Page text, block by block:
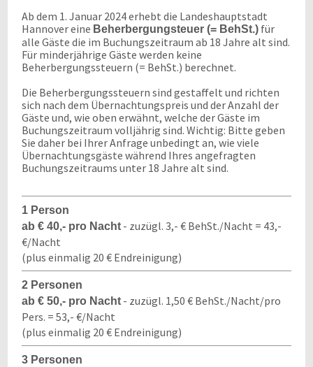
Ab dem 1. Januar 2024 erhebt die Landeshauptstadt
Hannover eine Beherbergungsteuer (= BehSt.) für
alle Gäste die im Buchungszeitraum ab 18 Jahre alt sind.
Für minderjährige Gäste werden keine
Beherbergungssteuern (= BehSt.) berechnet.
Die Beherbergungssteuern sind gestaffelt und richten
sich nach dem Übernachtungspreis und der Anzahl der
Gäste und, wie oben erwähnt, welche der Gäste im
Buchungszeitraum volljährig sind. Wichtig: Bitte geben
Sie daher bei Ihrer Anfrage unbedingt an, wie viele
Übernachtungsgäste während Ihres angefragten
Buchungszeitraums unter 18 Jahre alt sind.
1 Person
ab € 40,- pro Nacht - zuzügl. 3,- € BehSt./Nacht = 43,-
€/Nacht
(plus einmalig 20 € Endreinigung)
2 Personen
ab € 50,- pro Nacht - zuzügl. 1,50 € BehSt./Nacht/pro
Pers. = 53,- €/Nacht
(plus einmalig 20 € Endreinigung)
3 Personen